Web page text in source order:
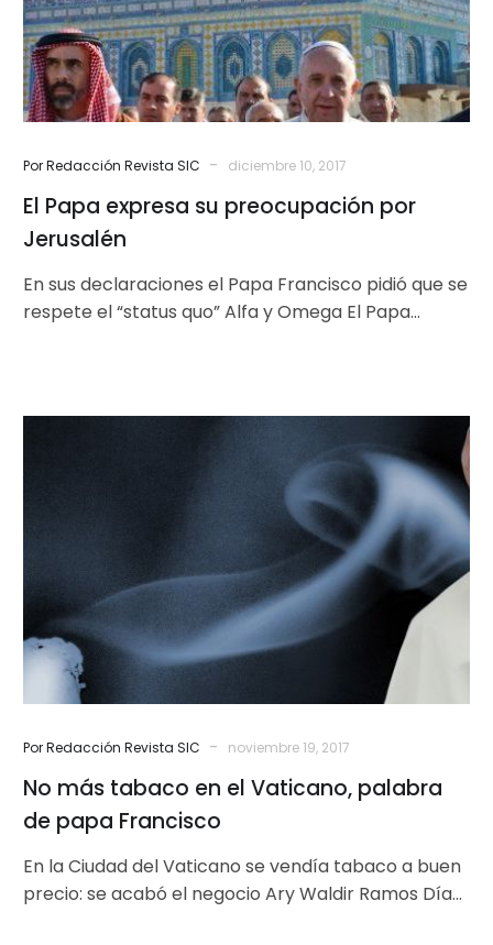
Jerusalén
Por Redacción Revista SIC - diciembre 10, 2017
El Papa expresa su preocupación por
Jerusalén
En sus declaraciones el Papa Francisco pidió que se
respete el “status quo” Alfa y Omega El Papa
tabaco
Vaticano,
palabra
de
papa
Por Redacción Revista SIC - noviembre 19, 2017
No más tabaco en el Vaticano, palabra
de papa Francisco
En la Ciudad del Vaticano se vendía tabaco a buen
precio: se acabó el negocio Ary Waldir Ramos Díaz